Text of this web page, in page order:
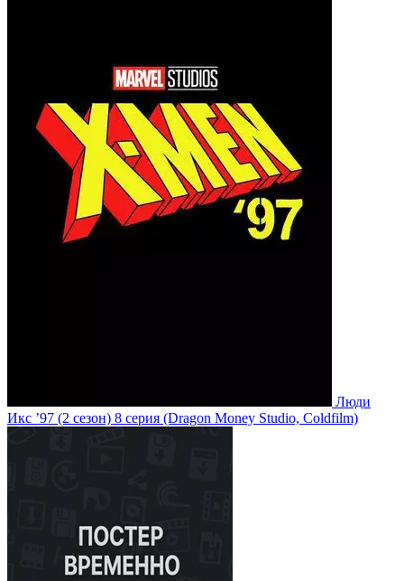
Люди
Икс ’97 (2 сезон) 8 серия (Dragon Money Studio, Coldfilm)